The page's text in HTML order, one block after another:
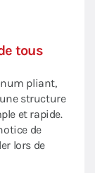
tous
pliant,
structure
et rapide.
de
lors de